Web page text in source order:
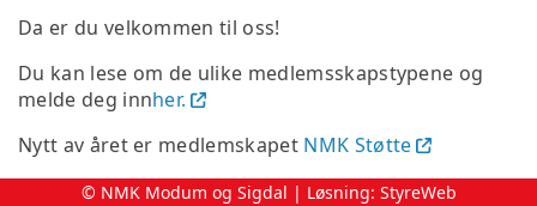
Da er du velkommen til oss!
Du kan lese om de ulike medlemsskapstypene og
melde deg innher.
Nytt av året er medlemskapet NMK Støtte
© NMK Modum og Sigdal | Løsning: StyreWeb